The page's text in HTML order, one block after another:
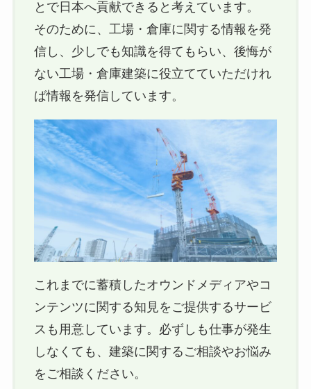
とで日本へ貢献できると考えています。
そのために、工場・倉庫に関する情報を発
信し、少しでも知識を得てもらい、後悔が
ない工場・倉庫建築に役立てていただけれ
ば情報を発信しています。
これまでに蓄積したオウンドメディアやコ
ンテンツに関する知見をご提供するサービ
スも用意しています。必ずしも仕事が発生
しなくても、建築に関するご相談やお悩み
をご相談ください。